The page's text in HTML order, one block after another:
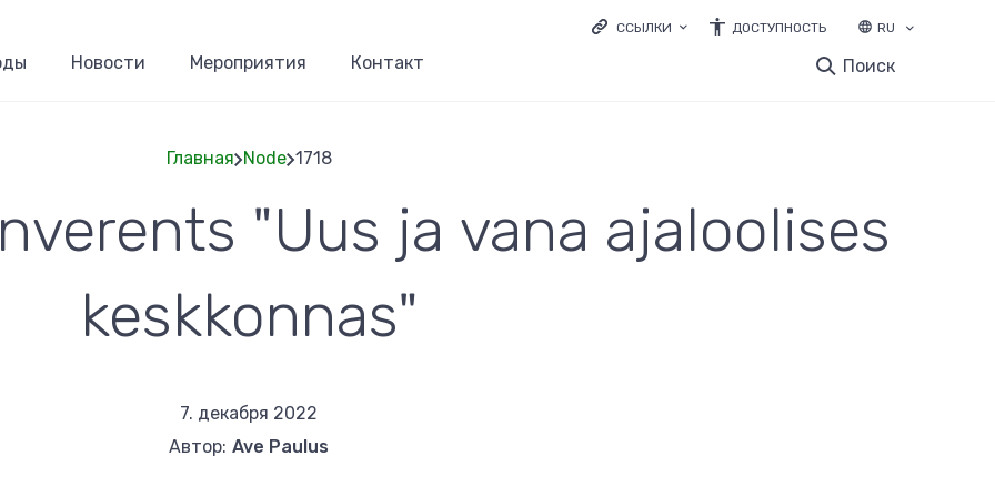
ССЫЛКИ
ДОСТУПНОСТЬ RU
Новости Мероприятия Контакт Поиск
Строка
навигации
Главная Node 1718
"Uus ja vana ajaloolises
keskkonnas"
7. декабря 2022
Автор: Ave Paulus